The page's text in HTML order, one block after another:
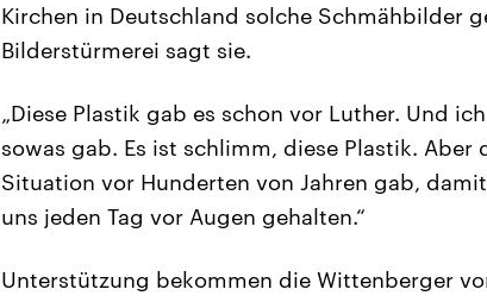
Kirchen in Deutschland solche Schmähbilder
Bilderstürmerei sagt sie.
„Diese Plastik gab es schon vor Luther. Und
sowas gab. Es ist schlimm, diese Plastik. Aber
Situation vor Hunderten von Jahren gab,
uns jeden Tag vor Augen gehalten.“
Unterstützung bekommen die Wittenberger